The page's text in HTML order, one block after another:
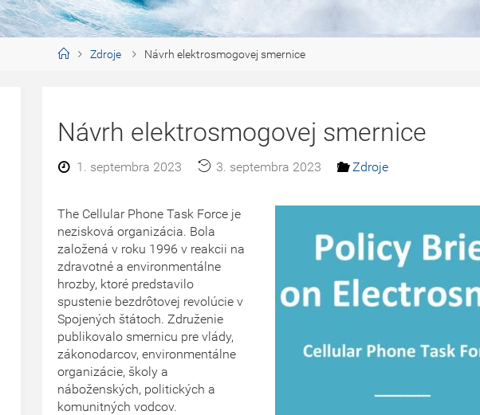
Zdroje Návrh elektrosmogovej smernice
Návrh elektrosmogovej smernice
1. septembra 2023 3. septembra 2023 Zdroje
The Cellular Phone Task Force je
nezisková organizácia. Bola
založená v roku 1996 v reakcii na
zdravotné a environmentálne
hrozby, ktoré predstavilo
spustenie bezdrôtovej revolúcie v
Spojených štátoch. Združenie
publikovalo smernicu pre vlády,
zákonodarcov, environmentálne
organizácie, školy a
náboženských, politických a
komunitných vodcov.